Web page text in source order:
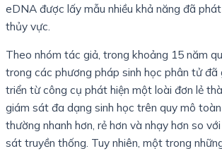
eDNA được lấy mẫu nhiều khả năng đã
thủy vực.
Theo nhóm tác giả, trong khoảng 15 năm
trong các phương pháp sinh học phân tử
triển từ công cụ phát hiện một loài đơn lẻ
giám sát đa dạng sinh học trên quy mô
thường nhanh hơn, rẻ hơn và nhạy hơn so
sát truyền thống. Tuy nhiên, một trong